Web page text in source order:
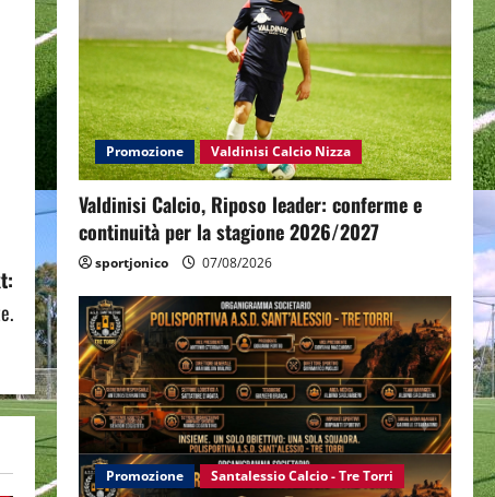
Promozione Valdinisi Calcio Nizza
Valdinisi Calcio, Riposo leader: conferme e
continuità per la stagione 2026/2027
sportjonico 07/08/2026
Promozione Santalessio Calcio - Tre Torri